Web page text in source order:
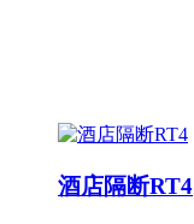
酒店隔断RT4